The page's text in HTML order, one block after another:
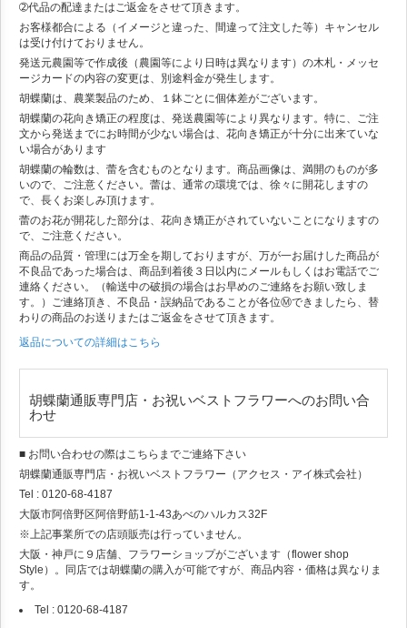
➁代品の配達またはご返金をさせて頂きます。
お客様都合による（イメージと違った、間違って注文した等）キャンセル
は受け付けておりません。
発送元農園等で作成後（農園等により日時は異なります）の木札・メッセ
ージカードの内容の変更は、別途料金が発生します。
胡蝶蘭は、農業製品のため、１鉢ごとに個体差がございます。
胡蝶蘭の花向き矯正の程度は、発送農園等により異なります。特に、ご注
文から発送までにお時間が少ない場合は、花向き矯正が十分に出来ていな
い場合があります
胡蝶蘭の輪数は、蕾を含むものとなります。商品画像は、満開のものが多
いので、ご注意ください。蕾は、通常の環境では、徐々に開花しますの
で、長くお楽しみ頂けます。
蕾のお花が開花した部分は、花向き矯正がされていないことになりますの
で、ご注意ください。
商品の品質・管理には万全を期しておりますが、万が一お届けした商品が
不良品であった場合は、商品到着後３日以内にメールもしくはお電話でご
連絡ください。（輸送中の破損の場合はお早めのご連絡をお願い致しま
す。）ご連絡頂き、不良品・誤納品であることが各位Ⓜできましたら、替
わりの商品のお送りまたはご返金をさせて頂きます。
返品についての詳細はこちら
胡蝶蘭通販専門店・お祝いベストフラワーへのお問い合
わせ
■ お問い合わせの際はこちらまでご連絡下さい
胡蝶蘭通販専門店・お祝いベストフラワー（アクセス・アイ株式会社）
Tel : 0120-68-4187
大阪市阿倍野区阿倍野筋1-1-43あべのハルカス32F
※上記事業所での店頭販売は行っていません。
大阪・神戸に９店舗、フラワーショップがございます（flower shop
Style）。同店では胡蝶蘭の購入が可能ですが、商品内容・価格は異なりま
す。
Tel : 0120-68-4187